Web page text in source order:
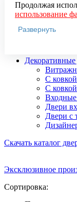
Элитные
Декоративные
С ковкой
С
Входные
Двери
Двери с
Скачать каталог
Эксклюзивное
Сортировка:
Продолжая
использование
местоположении,
для
использования
Если вы не
настройте
Развернуть